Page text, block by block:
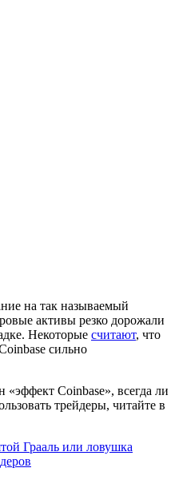
на так называемый
активы резко дорожали
Некоторые считают, что
сильно
Coinbase», всегда ли
трейдеры, читайте в
Грааль или ловушка